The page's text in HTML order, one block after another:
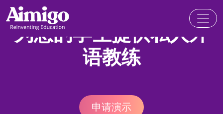
为您的学生提供私人外
语教练
申请演示